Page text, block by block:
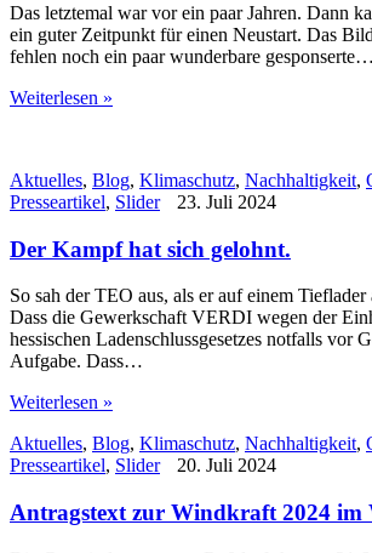
Das letztemal war vor ein paar Jahren. Dann
ein guter Zeitpunkt für einen Neustart. Das
fehlen noch ein paar wunderbare gesponserte…
Weiterlesen »
Aktuelles, Blog, Klimaschutz, Nachhaltigkeit,
Presseartikel, Slider 23. Juli 2024
Der Kampf hat sich gelohnt.
So sah der TEO aus, als er auf einem
Dass die Gewerkschaft VERDI wegen der
hessischen Ladenschlussgesetzes notfalls vor
Aufgabe. Dass…
Weiterlesen »
Aktuelles, Blog, Klimaschutz, Nachhaltigkeit,
Presseartikel, Slider 20. Juli 2024
Antragstext zur Windkraft 2024 im